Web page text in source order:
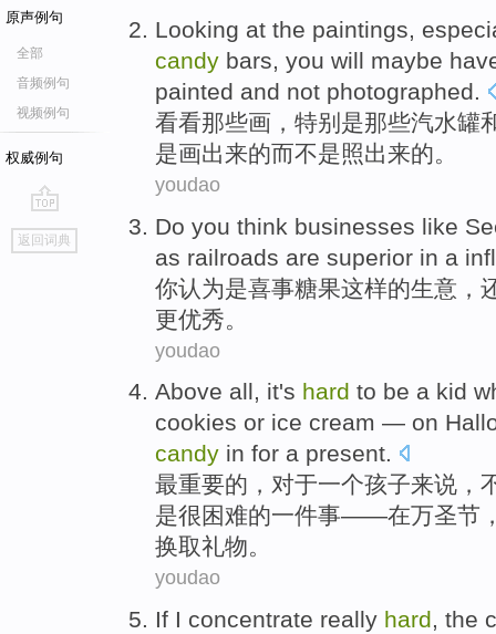
原声例句
全部
音频例句
视频例句
权威例句
go
top
返回词典
Looking at the paintings,
candy bars, you will maybe
painted and not photographed.
看看那些画 ， 特别是那些汽水罐
是画出来的而不是照出来的。
youdao
Do you think businesses like
as railroads are superior in a
你认为是喜事糖果这样的生意 ，
更优秀。
youdao
Above all, it's hard to be a kid
cookies or ice cream — on
candy in for a present.
最重要的，对于一个孩子来说 ，
是很困难的一件事——在万圣节
换取礼物。
youdao
If I concentrate really hard, the